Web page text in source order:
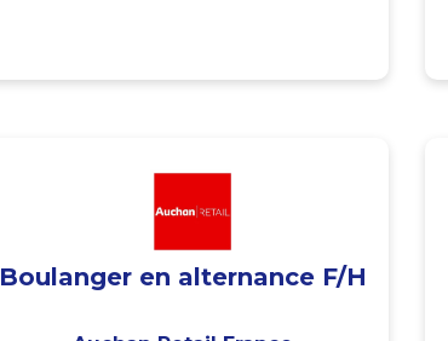
Boulanger en alternance F/H